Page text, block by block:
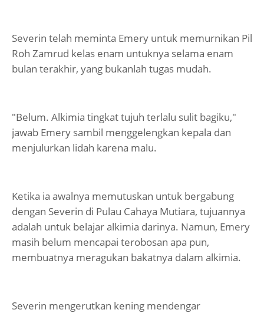
Severin telah meminta Emery untuk memurnikan Pil
Roh Zamrud kelas enam untuknya selama enam
bulan terakhir, yang bukanlah tugas mudah.
"Belum. Alkimia tingkat tujuh terlalu sulit bagiku,"
jawab Emery sambil menggelengkan kepala dan
menjulurkan lidah karena malu.
Ketika ia awalnya memutuskan untuk bergabung
dengan Severin di Pulau Cahaya Mutiara, tujuannya
adalah untuk belajar alkimia darinya. Namun, Emery
masih belum mencapai terobosan apa pun,
membuatnya meragukan bakatnya dalam alkimia.
Severin mengerutkan kening mendengar